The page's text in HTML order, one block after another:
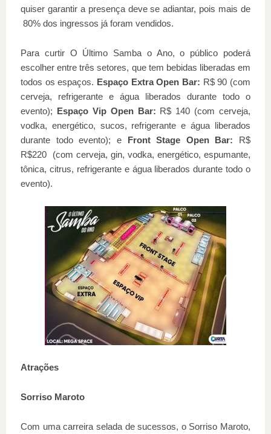
quiser garantir a presença deve se adiantar, pois mais de
80% dos ingressos já foram vendidos.
Para curtir O Último Samba o Ano, o público poderá
escolher entre três setores, que tem bebidas liberadas em
todos os espaços. Espaço Extra Open Bar: R$ 90 (com
cerveja, refrigerante e água liberados durante todo o
evento);
Espaço Vip Open Bar: R$ 140 (com cerveja,
vodka, energético, sucos, refrigerante e água liberados
durante todo evento); e
Front Stage Open Bar:
R$
R$220 (com cerveja, gin, vodka, energético, espumante,
tônica, citrus, refrigerante e água liberados durante todo o
evento).
Atrações
Sorriso Maroto
Com uma carreira selada de sucessos, o Sorriso Maroto,